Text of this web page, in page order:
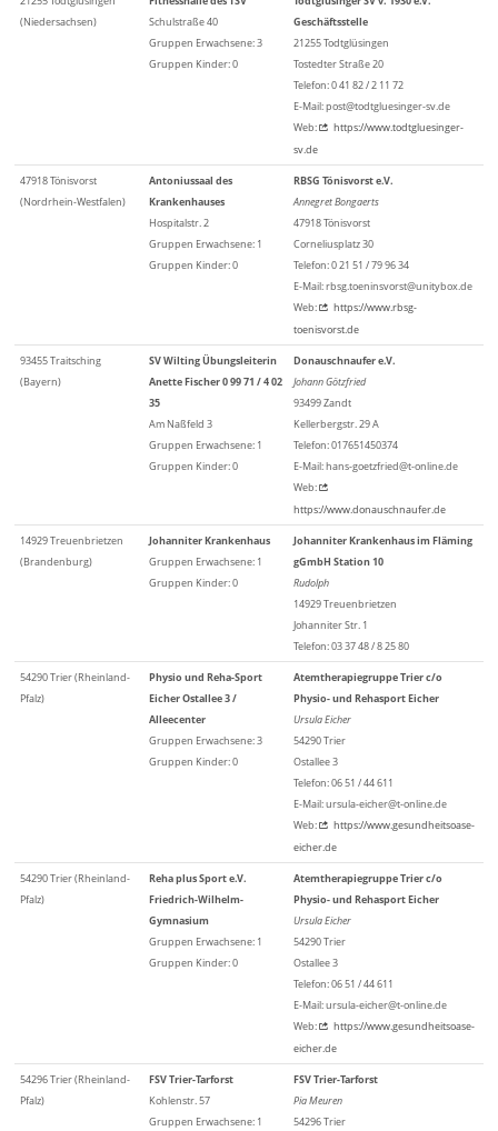
(Niedersachsen)
Schulstraße 40
Gruppen Erwachsene: 3
Gruppen Kinder: 0
Geschäftsstelle
21255 Todtglüsingen
Tostedter Straße 20
Telefon: 0 41 82 / 2 11 72
E-Mail: post@todtgluesinger-sv.de
Web:
https://www.todtgluesinger-
sv.de
47918 Tönisvorst
(Nordrhein-Westfalen)
Antoniussaal des
Krankenhauses
Hospitalstr. 2
Gruppen Erwachsene: 1
Gruppen Kinder: 0
RBSG Tönisvorst e.V.
Annegret Bongaerts
47918 Tönisvorst
Corneliusplatz 30
Telefon: 0 21 51 / 79 96 34
E-Mail: rbsg.toeninsvorst@unitybox.de
Web:
https://www.rbsg-
toenisvorst.de
93455 Traitsching
(Bayern)
SV Wilting Übungsleiterin
Anette Fischer 0 99 71 / 4 02
35
Am Naßfeld 3
Gruppen Erwachsene: 1
Gruppen Kinder: 0
Donauschnaufer e.V.
Johann Götzfried
93499 Zandt
Kellerbergstr. 29 A
Telefon: 017651450374
E-Mail: hans-goetzfried@t-online.de
Web:
https://www.donauschnaufer.de
14929 Treuenbrietzen
(Brandenburg)
Johanniter Krankenhaus
Gruppen Erwachsene: 1
Gruppen Kinder: 0
Johanniter Krankenhaus im Fläming
gGmbH Station 10
Rudolph
14929 Treuenbrietzen
Johanniter Str. 1
Telefon: 03 37 48 / 8 25 80
54290 Trier (Rheinland-
Pfalz)
Physio und Reha-Sport
Eicher Ostallee 3 /
Alleecenter
Gruppen Erwachsene: 3
Gruppen Kinder: 0
Atemtherapiegruppe Trier c/o
Physio- und Rehasport Eicher
Ursula Eicher
54290 Trier
Ostallee 3
Telefon: 06 51 / 44 611
E-Mail: ursula-eicher@t-online.de
Web:
https://www.gesundheitsoase-
eicher.de
54290 Trier (Rheinland-
Pfalz)
Reha plus Sport e.V.
Friedrich-Wilhelm-
Gymnasium
Gruppen Erwachsene: 1
Gruppen Kinder: 0
Atemtherapiegruppe Trier c/o
Physio- und Rehasport Eicher
Ursula Eicher
54290 Trier
Ostallee 3
Telefon: 06 51 / 44 611
E-Mail: ursula-eicher@t-online.de
Web:
https://www.gesundheitsoase-
eicher.de
54296 Trier (Rheinland-
Pfalz)
FSV Trier-Tarforst
Kohlenstr. 57
Gruppen Erwachsene: 1
FSV Trier-Tarforst
Pia Meuren
54296 Trier